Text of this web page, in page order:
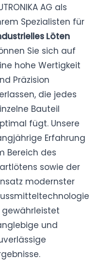
AG als
Spezialisten für
Löten
Sie sich auf
hohe Wertigkeit
Präzision
die jedes
Bauteil
fügt. Unsere
Erfahrung
Bereich des
sowie der
modernster
gewährleistet
und